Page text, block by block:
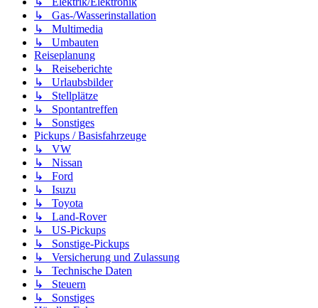
↳ Gas-/Wasserinstallation
↳ Multimedia
↳ Umbauten
Reiseplanung
↳ Reiseberichte
↳ Urlaubsbilder
↳ Stellplätze
↳ Spontantreffen
↳ Sonstiges
Pickups / Basisfahrzeuge
↳ VW
↳ Nissan
↳ Ford
↳ Isuzu
↳ Toyota
↳ Land-Rover
↳ US-Pickups
↳ Sonstige-Pickups
↳ Versicherung und Zulassung
↳ Technische Daten
↳ Steuern
↳ Sonstiges